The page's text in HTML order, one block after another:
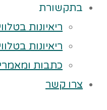
בתקשורת
ריאיונות
ריאיונות
כתבות
צרו קשר